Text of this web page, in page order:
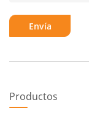
Productos